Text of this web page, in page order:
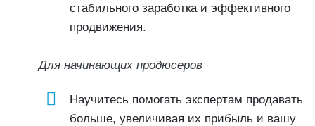
стабильного заработка и эффективного
продвижения.
Для начинающих продюсеров
Научитесь помогать экспертам продавать
больше, увеличивая их прибыль и вашу